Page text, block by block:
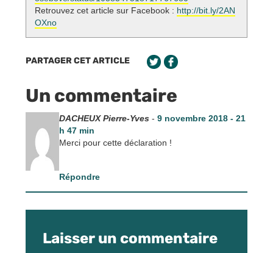
Retrouvez cet article sur Facebook : http://bit.ly/2AN
OXno
PARTAGER CET ARTICLE
Un commentaire
DACHEUX Pierre-Yves- 9 novembre 2018 - 21
h 47 min
Merci pour cette déclaration !
Répondre
Laisser un commentaire